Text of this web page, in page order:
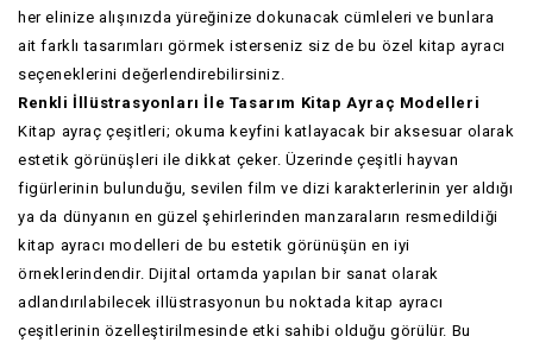
her elinize alışınızda yüreğinize dokunacak cümleleri ve bunlara
ait farklı tasarımları görmek isterseniz siz de bu özel kitap ayracı
seçeneklerini değerlendirebilirsiniz.
Renkli İllüstrasyonları İle Tasarım Kitap Ayraç Modelleri
Kitap ayraç çeşitleri; okuma keyfini katlayacak bir aksesuar olarak
estetik görünüşleri ile dikkat çeker. Üzerinde çeşitli hayvan
figürlerinin bulunduğu, sevilen film ve dizi karakterlerinin yer aldığı
ya da dünyanın en güzel şehirlerinden manzaraların resmedildiği
kitap ayracı modelleri de bu estetik görünüşün en iyi
örneklerindendir. Dijital ortamda yapılan bir sanat olarak
adlandırılabilecek illüstrasyonun bu noktada kitap ayracı
çeşitlerinin özelleştirilmesinde etki sahibi olduğu görülür. Bu